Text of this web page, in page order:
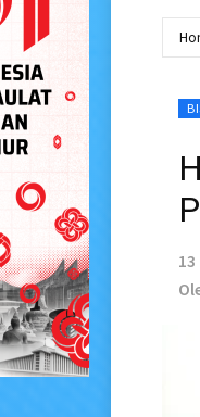
13